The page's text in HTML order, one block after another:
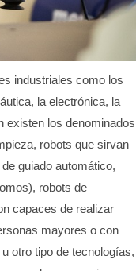
industriales como los
la electrónica, la
existen los denominados
robots que sirvan
guiado automático,
robots de
capaces de realizar
mayores o con
otro tipo de tecnologías,